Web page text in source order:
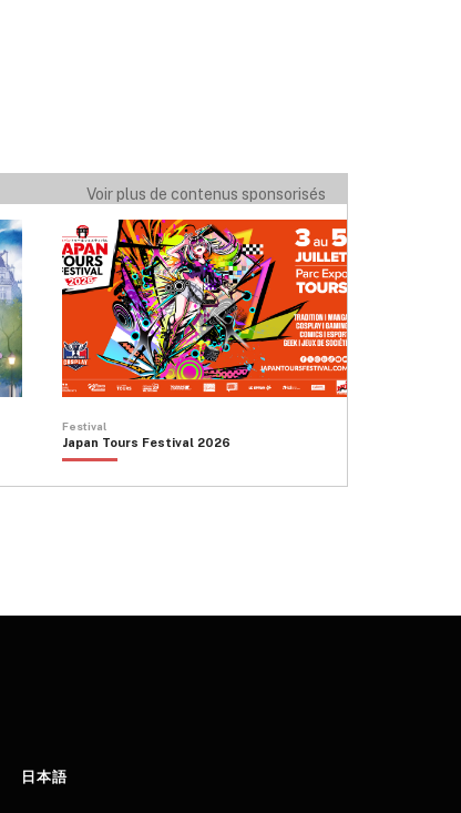
Voir plus de contenus sponsorisés
Festival
Japan Tours Festival 2026
日本語